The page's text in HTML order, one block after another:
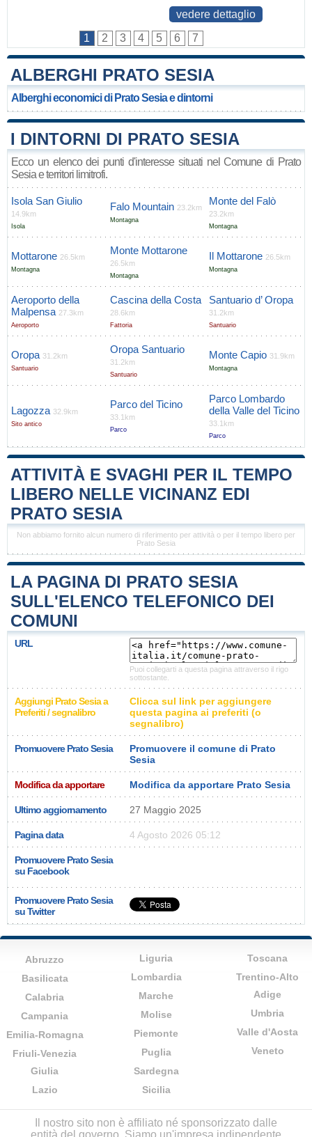
vedere dettaglio
1
2 3 4 5 6 7
ALBERGHI PRATO SESIA
Alberghi economici di Prato Sesia e dintorni
I DINTORNI DI PRATO SESIA
Ecco un elenco dei punti d'interesse situati nel Comune di Prato
Sesia e territori limitrofi.
Isola San Giulio
14.9km
Isola
Falo Mountain 23.2km
Montagna
Monte del Falò
23.2km
Montagna
Mottarone 26.5km
Montagna
Monte Mottarone
26.5km
Montagna
Il Mottarone 26.5km
Montagna
Aeroporto della
Malpensa 27.3km
Aeroporto
Cascina della Costa
28.6km
Fattoria
Santuario d’ Oropa
31.2km
Santuario
Oropa 31.2km
Santuario
Oropa Santuario
31.2km
Santuario
Monte Capio 31.9km
Montagna
Lagozza 32.9km
Sito antico
Parco del Ticino
33.1km
Parco
Parco Lombardo
della Valle del Ticino
33.1km
Parco
ATTIVITÀ E SVAGHI PER IL TEMPO
LIBERO NELLE VICINANZ EDI
PRATO SESIA
Non abbiamo fornito alcun numero di riferimento per attività o per il tempo libero per
Prato Sesia
LA PAGINA DI PRATO SESIA
SULL'ELENCO TELEFONICO DEI
COMUNI
URL
Puoi collegarti a questa pagina attraverso il rigo
sottostante.
Aggiungi Prato Sesia a
Preferiti / segnalibro
Clicca sul link per aggiungere
questa pagina ai preferiti (o
segnalibro)
Promuovere Prato Sesia
Promuovere il comune di Prato
Sesia
Modifica da apportare Modifica da apportare Prato Sesia
Ultimo aggiornamento 27 Maggio 2025
Pagina data 4 Agosto 2026 05:12
Promuovere Prato Sesia
su Facebook
Promuovere Prato Sesia
su Twitter
Abruzzo
Basilicata
Calabria
Campania
Emilia-Romagna
Friuli-Venezia
Giulia
Lazio
Liguria
Lombardia
Marche
Molise
Piemonte
Puglia
Sardegna
Sicilia
Toscana
Trentino-Alto
Adige
Umbria
Valle d'Aosta
Veneto
Il nostro sito non è affiliato né sponsorizzato dalle
entità del governo. Siamo un'impresa indipendente